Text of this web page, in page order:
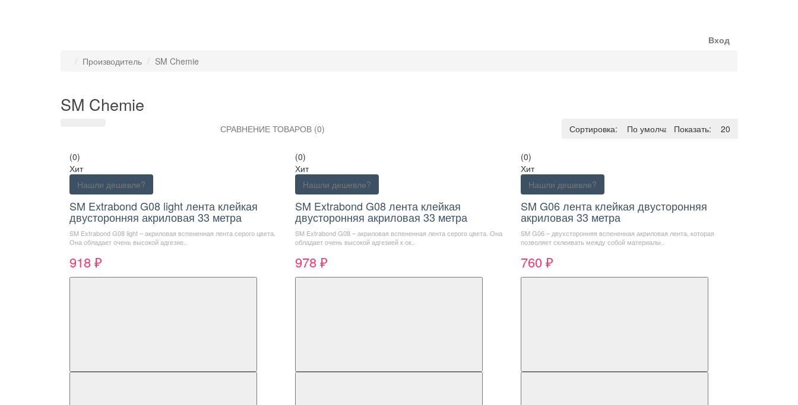
Вход
Производитель
SM Chemie
SM Chemie
СРАВНЕНИЕ ТОВАРОВ (0) Показать: 20
Сортировка: По умолчанию
(0)
Хит
Нашли дешевле?
SM Extrabond G08 light лента клейкая
двусторонняя акриловая 33 метра
SM Extrabond G08 light – акриловая вспененная лента серого цвета.
Она обладает очень высокой адгезие..
918 ₽
(0)
Хит
Нашли дешевле?
SM Extrabond G08 лента клейкая
двусторонняя акриловая 33 метра
SM Extrabond G08 – акриловая вспененная лента серого цвета. Она
обладает очень высокой адгезией к ок..
978 ₽
(0)
Хит
Нашли дешевле?
SM G06 лента клейкая двусторонняя
акриловая 33 метра
SM G06 – двухсторонняя вспененная акриловая лента, которая
позволяет склеивать между собой материалы..
760 ₽